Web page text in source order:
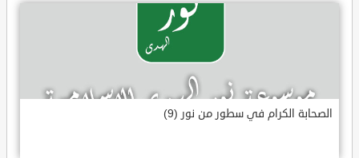
الصحابة الكرام في سطور من نور (9)